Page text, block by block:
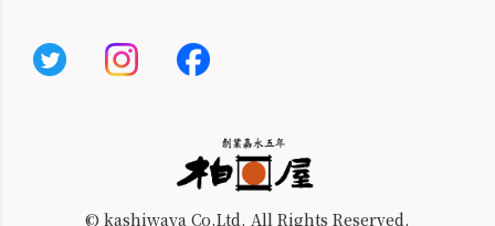
© kashiwaya Co.Ltd. All Rights Reserved.